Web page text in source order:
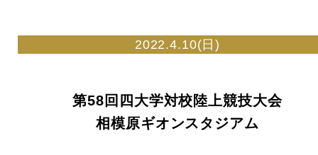
2022.4.10(日)
第58回四大学対校陸上競技大会
相模原ギオンスタジアム